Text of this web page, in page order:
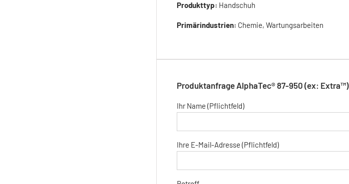
Produkttyp: Handschuh
Primärindustrien: Chemie, Wartungsarbeiten
Produktanfrage AlphaTec® 87-950 (ex: Extra™)
Ihr Name (Pflichtfeld)
Ihre E-Mail-Adresse (Pflichtfeld)